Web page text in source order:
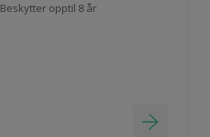
Beskytter opptil 8 år